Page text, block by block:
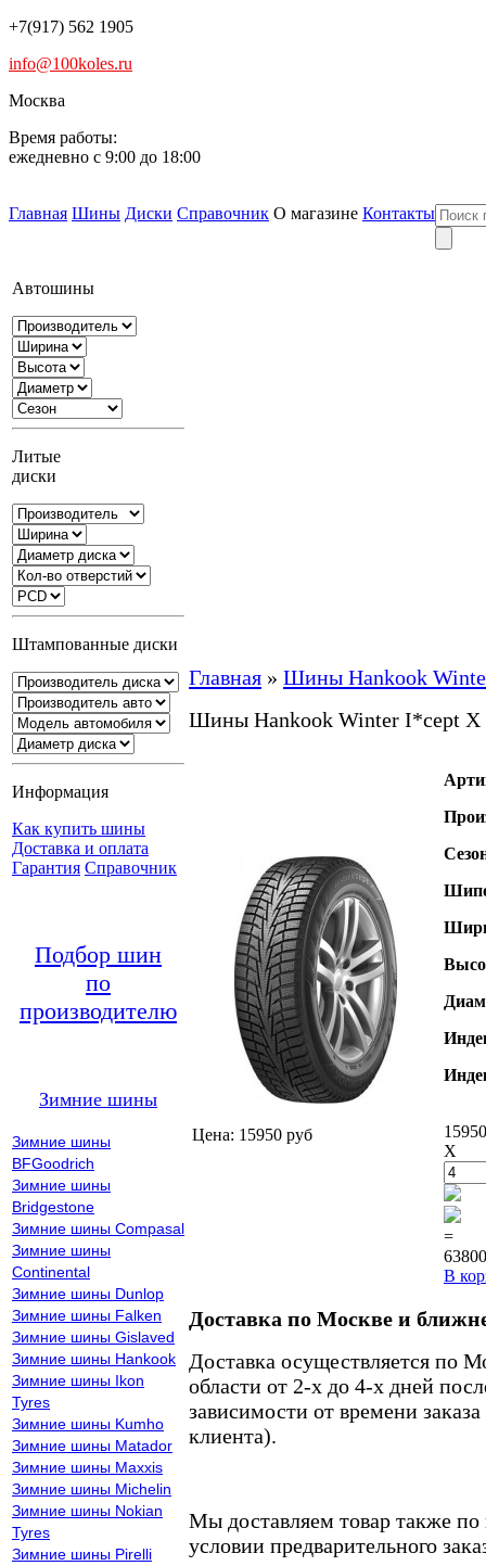
+7(917) 562 1905
info@100koles.ru
Москва
Время работы:
ежедневно с 9:00 до 18:00
Главная Шины Диски Справочник О магазине Контакты
Автошины
Литые
диски
Штампованные диски
Информация
Как купить шины
Доставка и оплата
Гарантия Справочник
Подбор шин
по
производителю
Зимние шины
Зимние шины
BFGoodrich
Зимние шины
Bridgestone
Зимние шины Compasal
Зимние шины
Continental
Зимние шины Dunlop
Зимние шины Falken
Зимние шины Gislaved
Зимние шины Hankook
Зимние шины Ikon
Tyres
Зимние шины Kumho
Зимние шины Matador
Зимние шины Maxxis
Зимние шины Michelin
Зимние шины Nokian
Tyres
Зимние шины Pirelli
Главная » Шины Hankook
Шины Hankook Winter I*cept X
Цена: 15950 руб
X
=
В
Доставка по Москве и
Доставка осуществляется по
области от 2-х до 4-х дней
зависимости от времени
клиента).
Мы доставляем товар также
условии предварительного